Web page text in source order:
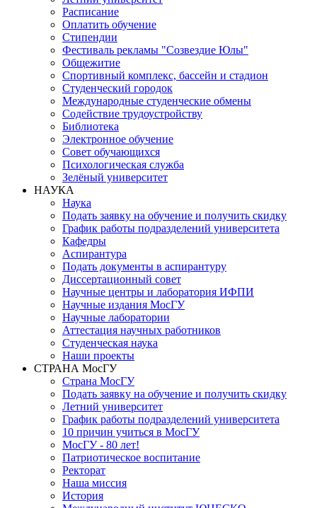
Расписание
Оплатить обучение
Стипендии
Фестиваль рекламы "Созвездие Юлы"
Общежитие
Спортивный комплекс, бассейн и стадион
Студенческий городок
Международные студенческие обмены
Содействие трудоустройству
Библиотека
Электронное обучение
Совет обучающихся
Психологическая служба
Зелёный университет
НАУКА
Наука
Подать заявку на обучение и получить скидку
График работы подразделений университета
Кафедры
Аспирантура
Подать документы в аспирантуру
Диссертационный совет
Научные центры и лаборатория ИФПИ
Научные издания МосГУ
Научные лаборатории
Аттестация научных работников
Студенческая наука
Наши проекты
СТРАНА МосГУ
Страна МосГУ
Подать заявку на обучение и получить скидку
Летний университет
График работы подразделений университета
10 причин учиться в МосГУ
МосГУ - 80 лет!
Патриотическое воспитание
Ректорат
Наша миссия
История